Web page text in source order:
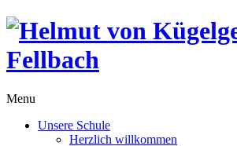
Menu
Unsere Schule
Herzlich willkommen